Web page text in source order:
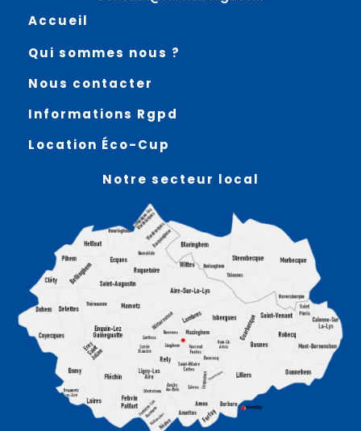
Accueil
Qui sommes nous ?
Nous contacter
Informations Rgpd
Location Éco-Cup
Notre secteur local